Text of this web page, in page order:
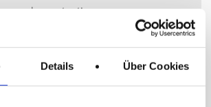
Details Über Cookies
kompetent!
Mehr erfahren